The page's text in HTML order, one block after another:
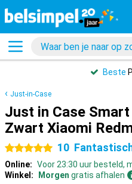
Beste
Just-in-Case
Just in Case
Zwart Xiaomi
5 sterren10
Online: Voor 23:30 uur besteld,
Winkel:
Morgen gratis afhalen